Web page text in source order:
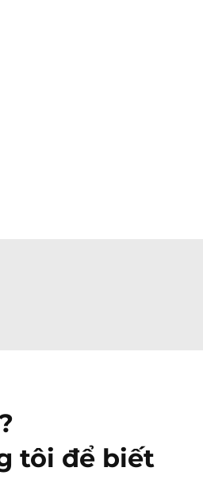
tôi để biết